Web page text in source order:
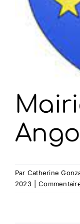
Par Catherine
2023